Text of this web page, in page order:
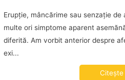
Erupţie, mâncărime sau senzaţie de
multe ori simptome aparent
diferită. Am vorbit anterior despre
exi...
Citește